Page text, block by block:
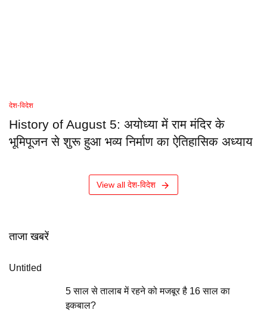
देश-विदेश
History of August 5: अयोध्या में राम मंदिर के
भूमिपूजन से शुरू हुआ भव्य निर्माण का ऐतिहासिक अध्याय
View all देश-विदेश
ताजा खबरें
Untitled
5 साल से तालाब में रहने को मजबूर है 16 साल का
इकबाल?